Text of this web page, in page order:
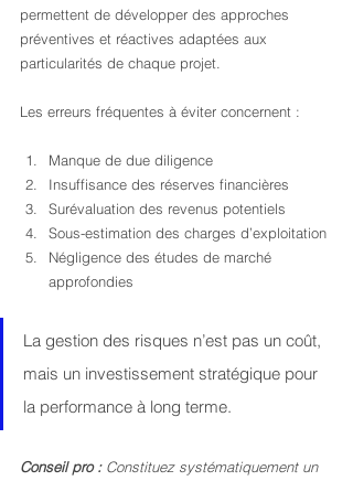
permettent de développer des approches
préventives et réactives adaptées aux
particularités de chaque projet.
Les erreurs fréquentes à éviter concernent :
Manque de due diligence
Insuffisance des réserves financières
Surévaluation des revenus potentiels
Sous-estimation des charges d’exploitation
Négligence des études de marché
approfondies
La gestion des risques n’est pas un coût,
mais un investissement stratégique pour
la performance à long terme.
Conseil pro : Constituez systématiquement un